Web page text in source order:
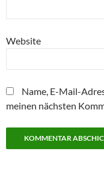
Website
Name, E-Mail-
meinen nächsten